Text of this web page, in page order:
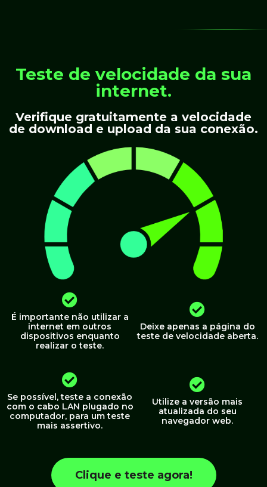
Teste de velocidade da sua
internet.
Verifique gratuitamente a velocidade
de download e upload da sua conexão.
É importante não utilizar a
internet em outros
dispositivos enquanto
realizar o teste.
Deixe apenas a página do
teste de velocidade aberta.
Se possível, teste a conexão
com o cabo LAN plugado no
computador, para um teste
mais assertivo.
Utilize a versão mais
atualizada do seu
navegador web.
Clique e teste agora!